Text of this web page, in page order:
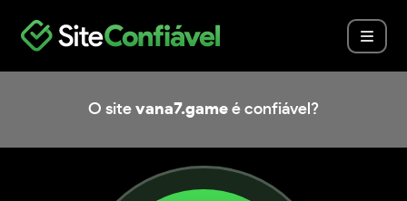
O site vana7.game é confiável?